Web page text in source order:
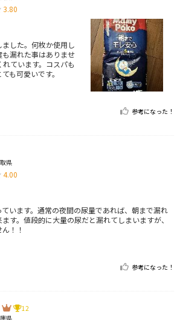
3.80
した。何枚か使用し
漏れた事はありませ
ています。コスパも
も可愛いです。
参考になった！
県
4.00
います。通常の夜間の尿量であれば、朝まで漏れ
す。値段的に大量の尿だと漏れてしまいますが、
！！
参考になった！
12
県